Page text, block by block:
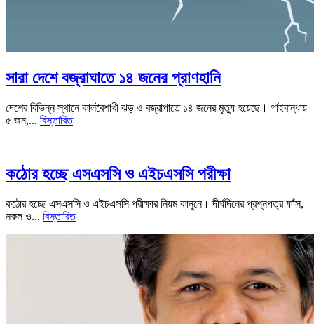
সারা দেশে বজ্রাঘাতে ১৪ জনের প্রাণহানি
দেশের বিভিন্ন স্থানে কালবৈশাখী ঝড় ও বজ্রাপাতে ১৪ জনের মৃত্যু হয়েছে। গাইবান্ধায়
৫ জন,... বিস্তারিত
কঠোর হচ্ছে এসএসসি ও এইচএসসি পরীক্ষা
কঠোর হচ্ছে এসএসসি ও এইচএসসি পরীক্ষার নিয়ম কানুনে। দীর্ঘদিনের প্রশ্নপত্র ফাঁস,
নকল ও... বিস্তারিত